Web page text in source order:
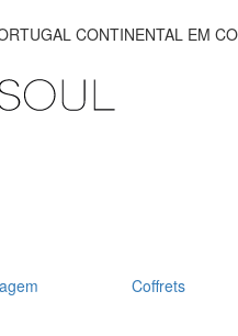
CONTINENTAL EM
Coffrets